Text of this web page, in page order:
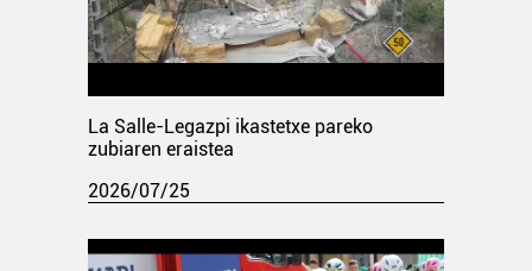
La Salle-Legazpi ikastetxe pareko
zubiaren eraistea
2026/07/25